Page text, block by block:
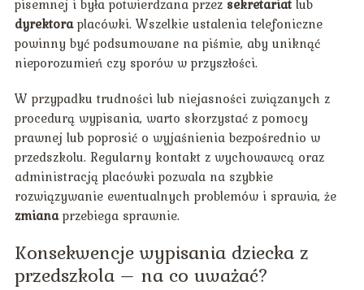
dyrektoraplacówki. Wszelkie ustalenia telefoniczne
powinny być podsumowane na piśmie, aby uniknąć
nieporozumień czy sporów w przyszłości.
W przypadku trudności lub niejasności związanych z
procedurą wypisania, warto skorzystać z pomocy
prawnej lub poprosić o wyjaśnienia bezpośrednio w
przedszkolu. Regularny kontakt z wychowawcą oraz
administracją placówki pozwala na szybkie
rozwiązywanie ewentualnych problemów i sprawia, że
zmianaprzebiega sprawnie.
Konsekwencje wypisania dziecka z
przedszkola – na co uważać?